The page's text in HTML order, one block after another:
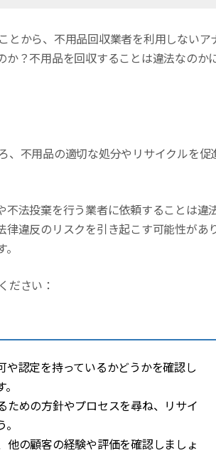
とから、不用品回収業者を利用しないア
か？不用品を回収することは違法なのか
、不用品の適切な処分やリサイクルを促
不法投棄を行う業者に依頼することは違
律違反のリスクを引き起こす可能性があ
ださい：
認定を持っているかどうかを確認し
めの方針やプロセスを尋ね、リサイ
の顧客の経験や評価を確認しましょ